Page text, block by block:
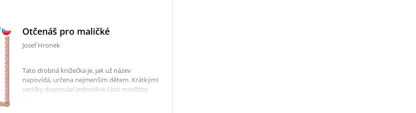
Otčenáš pro maličké
Josef Hronek
Tato drobná knížečka je, jak už název
napovídá, určena nejmenším dětem. Krátkými
veršíky doprovází jednotlivé části modlitby
Otče náš a nenásilně k nim na několika řádcích